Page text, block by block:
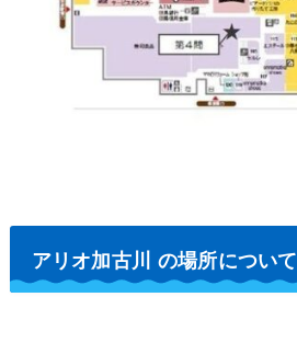
アリオ加古川 の場所について